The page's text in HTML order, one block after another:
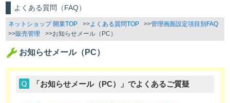
よくある質問（FAQ）
ネットショップ 開業TOP よくある質問TOP
管理画面設定項目別FAQ
販売管理
お知らせメール（PC）
お知らせメール（PC）
「お知らせメール（PC）」でよくあるご質疑